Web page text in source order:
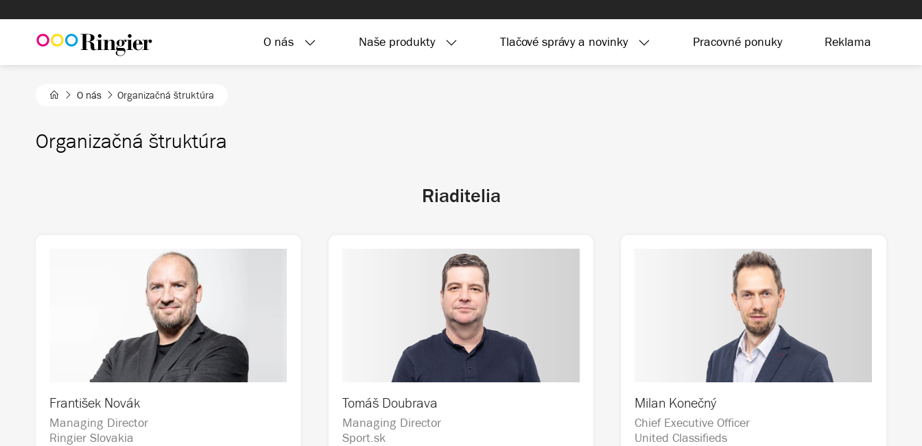
O nás Naše produkty Tlačové správy a novinky Pracovné ponuky Reklama
O nás Organizačná štruktúra
Organizačná štruktúra
Riaditelia
František Novák
Managing Director
Ringier Slovakia
Tomáš Doubrava
Managing Director
Sport.sk
Milan Konečný
Chief Executive Officer
United Classifieds